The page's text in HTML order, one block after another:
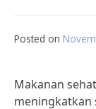
Posted on
Makanan
meningkatkan